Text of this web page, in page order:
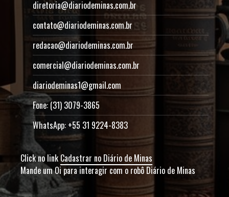
diretoria@diariodeminas.com.br
contato@diariodeminas.com.br
redacao@diariodeminas.com.br
comercial@diariodeminas.com.br
diariodeminas1@gmail.com
Fone: (31) 3079-3865
WhatsApp: +55 31 9224-8383
Click no link Cadastrar no Diário de Minas
Mande um Oi para interagir com o robô Diário de Minas